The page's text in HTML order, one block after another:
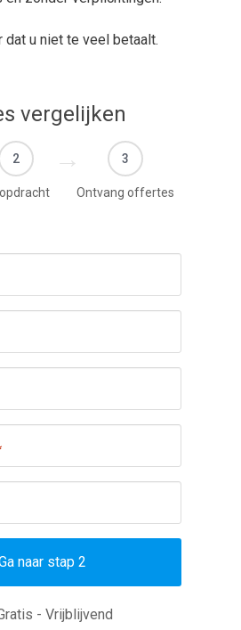
dat u niet te veel betaalt.
vergelijken
2 3
Ontvang offertes
naar stap 2
- Vrijblijvend